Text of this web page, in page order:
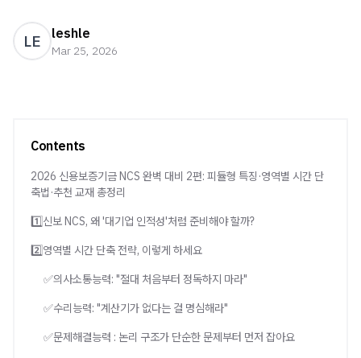
LE leshle
Mar 25, 2026
Contents
2026 신용보증기금 NCS 완벽 대비 2편: 피듈형 특징·영역별 시간 단
축법·추천 교재 총정리
1️⃣신보 NCS, 왜 '대기업 인적성'처럼 준비해야 할까?
2️⃣영역별 시간 단축 전략, 이렇게 하세요
✅의사소통능력: "절대 처음부터 정독하지 마라"
✅수리능력: "계산기가 없다는 걸 명심해라"
✅문제해결능력 : 논리 구조가 단순한 문제부터 먼저 잡아요